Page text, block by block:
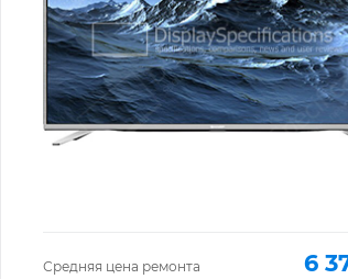
Средняя цена ремонта 6